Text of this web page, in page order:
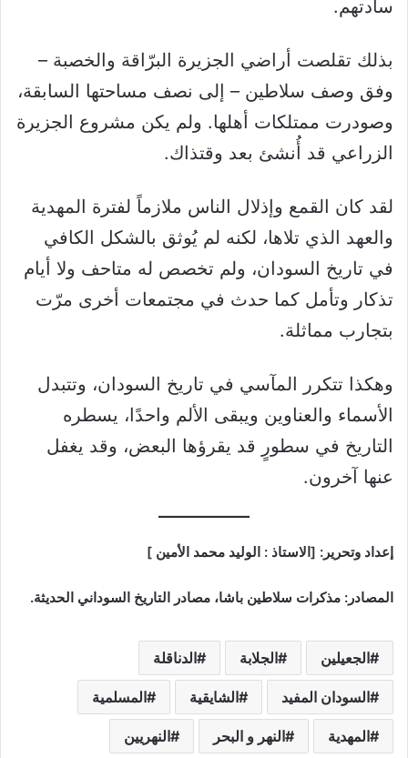
سادتهم.
بذلك تقلصت أراضي الجزيرة البرّاقة والخصبة –
وفق وصف سلاطين – إلى نصف مساحتها السابقة،
وصودرت ممتلكات أهلها. ولم يكن مشروع الجزيرة
الزراعي قد أُنشئ بعد وقتذاك.
لقد كان القمع وإذلال الناس ملازماً لفترة المهدية
والعهد الذي تلاها، لكنه لم يُوثق بالشكل الكافي
في تاريخ السودان، ولم تخصص له متاحف ولا أيام
تذكار وتأمل كما حدث في مجتمعات أخرى مرّت
بتجارب مماثلة.
وهكذا تتكرر المآسي في تاريخ السودان، وتتبدل
الأسماء والعناوين ويبقى الألم واحدًا، يسطره
التاريخ في سطورٍ قد يقرؤها البعض، وقد يغفل
عنها آخرون.
إعداد وتحرير: [الاستاذ : الوليد محمد الأمين ]
المصادر: مذكرات سلاطين باشا، مصادر التاريخ السوداني الحديثة.
الجعيلين الجلابة الدناقلة
السودان المفيد الشايقية المسلمية
المهدية النهر و البحر النهريين